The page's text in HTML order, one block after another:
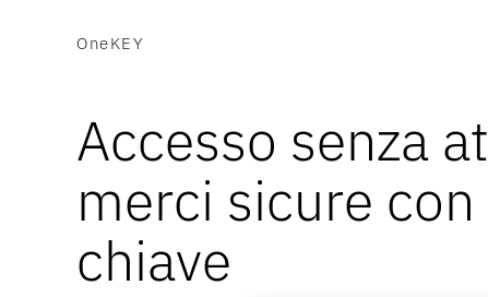
OneKEY
Accesso senza
merci sicure
chiave